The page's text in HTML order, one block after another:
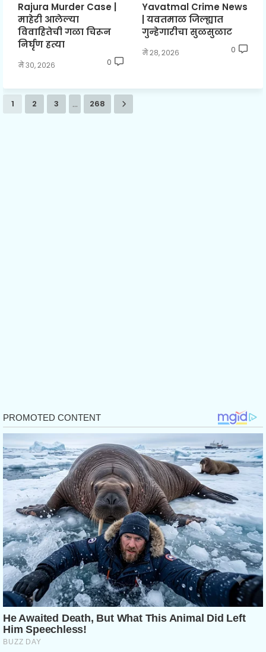
Rajura Murder Case |
माहेरी आलेल्या
विवाहितेची गळा चिरून
निर्घृण हत्या
मे ३०, २०२६ 0
Yavatmal Crime News
| यवतमाळ जिल्ह्यात
गुन्हेगारीचा सुळसुळाट
मे २८, २०२६ 0
1 2 3 ... 268